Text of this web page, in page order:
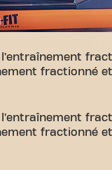
fractionné
fractionné